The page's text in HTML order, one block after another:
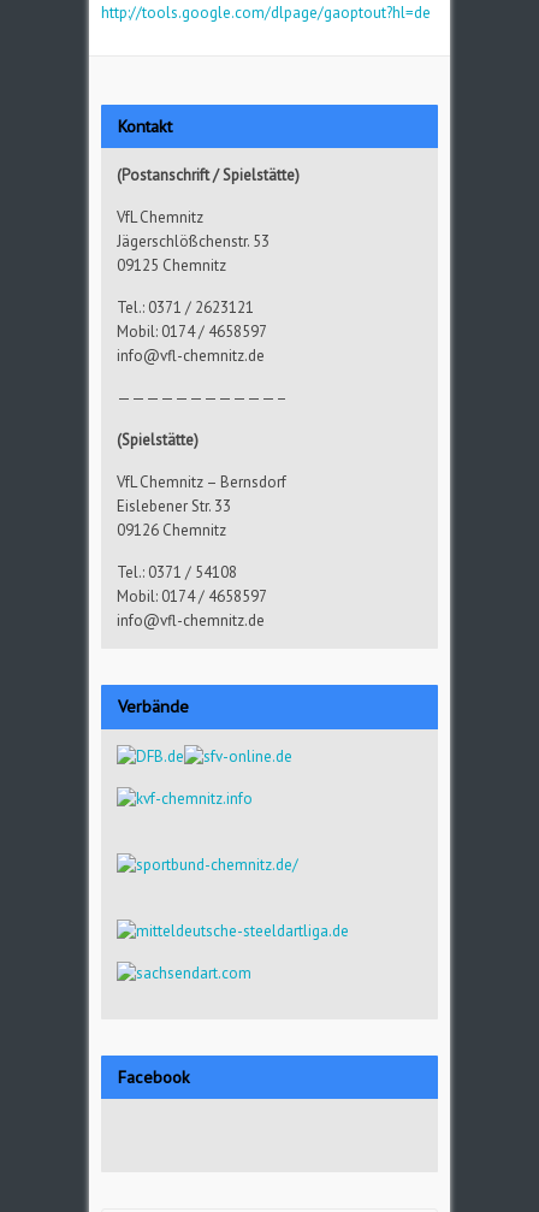
http://tools.google.com/dlpage/gaoptout?hl=de
Kontakt
(Postanschrift / Spielstätte)
VfL Chemnitz
Jägerschlößchenstr. 53
09125 Chemnitz
Tel.: 0371 / 2623121
Mobil: 0174 / 4658597
info@vfl-chemnitz.de
———————————–
(Spielstätte)
VfL Chemnitz – Bernsdorf
Eislebener Str. 33
09126 Chemnitz
Tel.: 0371 / 54108
Mobil: 0174 / 4658597
info@vfl-chemnitz.de
Verbände
Facebook